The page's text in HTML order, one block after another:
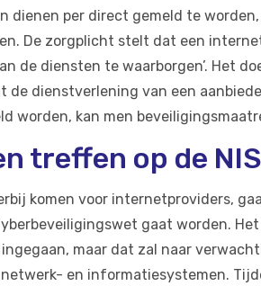
dienen per direct gemeld te
De zorgplicht stelt dat een
de diensten te waarborgen’. Het
de dienstverlening van een
worden, kan men
treffen op de
komen voor internetproviders,
gaat worden.
maar dat zal naar
en informatiesystemen.